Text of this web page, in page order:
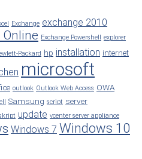
Exchange exchange 2010
Online Exchange Powershell explorer
Packard hp installation internet
microsoft
outlook Outlook Web Access OWA
Samsung script server
update vcenter server appliance
Windows 7 Windows 10